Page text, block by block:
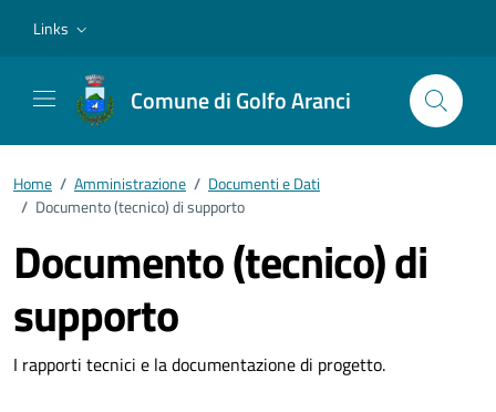
Links
Comune di Golfo Aranci
Home / Amministrazione / Documenti e Dati
/ Documento (tecnico) di supporto
Documento (tecnico) di
supporto
I rapporti tecnici e la documentazione di progetto.